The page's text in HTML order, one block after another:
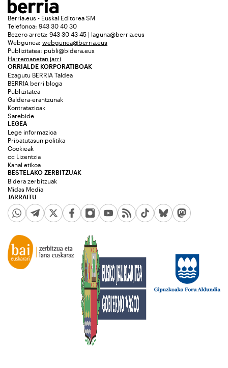
Berria.eus - Euskal Editorea SM
Telefonoa: 943 30 40 30
Bezero arreta: 943 30 43 45 | laguna@berria.eus
Webgunea: webgunea@berria.eus
Publizitatea: publi@bidera.eus
Harremanetan jarri
ORRIALDE KORPORATIBOAK
Ezagutu BERRIA Taldea
BERRIA berri bloga
Publizitatea
Galdera-erantzunak
Kontratazioak
Sarebide
JARRAITU
LEGEA
Lege informazioa
Pribatutasun politika
Cookieak
cc Lizentzia
Kanal etikoa
BESTELAKO ZERBITZUAK
Bidera zerbitzuak
Midas Media